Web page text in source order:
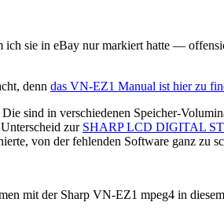
sie in eBay nur markiert hatte —
denn das VN-EZ1 Manual ist hier zu
sind in verschiedenen Speicher-
zur SHARP LCD DIGITAL
von der fehlenden Software ganz zu
mit der Sharp VN-EZ1 mpeg4 in